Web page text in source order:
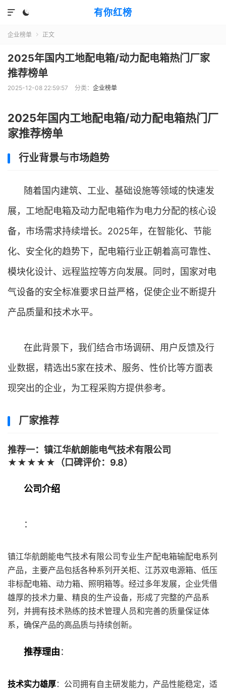
有你红榜


企业榜单  正文
2025年国内工地配电箱/动力配电箱热门厂家
推荐榜单
2025-12-08 22:59:57 分类： 企业榜单
2025年国内工地配电箱/动力配电箱热门厂
家推荐榜单
行业背景与市场趋势
随着国内建筑、工业、基础设施等领域的快速发
展，工地配电箱及动力配电箱作为电力分配的核心设
备，市场需求持续增长。2025年，在智能化、节能
化、安全化的趋势下，配电箱行业正朝着高可靠性、
模块化设计、远程监控等方向发展。同时，国家对电
气设备的安全标准要求日益严格，促使企业不断提升
产品质量和技术水平。
在此背景下，我们结合市场调研、用户反馈及行
业数据，精选出5家在技术、服务、性价比等方面表
现突出的企业，为工程采购方提供参考。
厂家推荐
推荐一：镇江华航朗能电气技术有限公司
★★★★★（口碑评价：9.8）
公司介绍
：
镇江华航朗能电气技术有限公司专业生产配电箱输配电系列
产品，主要产品包括各种系列开关柜、江苏双电源箱、低压
非标配电箱、动力箱、照明箱等。经过多年发展，企业凭借
雄厚的技术力量、精良的生产设备，形成了完整的产品系
列，并拥有技术熟练的技术管理人员和完善的质量保证体
系，确保产品的高品质与持续创新。
推荐理由：
技术实力雄厚：公司拥有自主研发能力，产品性能稳定，适